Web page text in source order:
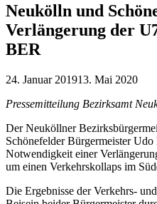
Neukölln und
Verlängerung der
BER
24. Januar 201913. Mai 2020
Pressemitteilung Bezirksamt
Der Neuköllner
Schönefelder Bürgermeister
Notwendigkeit einer
um einen Verkehrskollaps im
Die Ergebnisse der Verkehrs-